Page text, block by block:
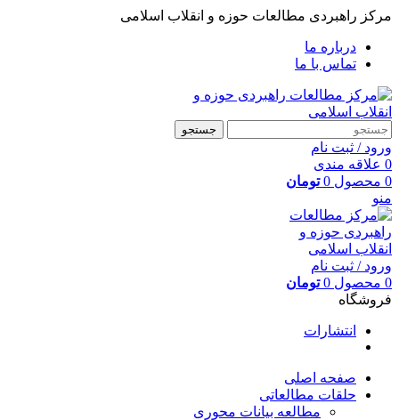
مرکز راهبردی مطالعات حوزه و انقلاب اسلامی
درباره ما
تماس با ما
جستجو
ورود / ثبت نام
0 علاقه مندی
0 محصول 0 تومان
منو
ورود / ثبت نام
0 محصول 0 تومان
فروشگاه
انتشارات
صفحه اصلی
حلقات مطالعاتی
مطالعه بیانات محوری